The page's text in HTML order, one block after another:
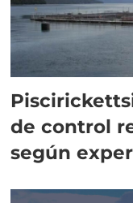
de control
según